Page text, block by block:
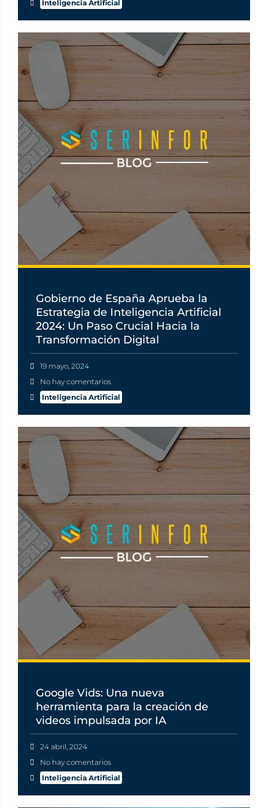
Inteligencia Artificial
Gobierno de España Aprueba la
Estrategia de Inteligencia Artificial
2024: Un Paso Crucial Hacia la
Transformación Digital
19 mayo, 2024
No hay comentarios
Inteligencia Artificial
Google Vids: Una nueva
herramienta para la creación de
videos impulsada por IA
24 abril, 2024
No hay comentarios
Inteligencia Artificial